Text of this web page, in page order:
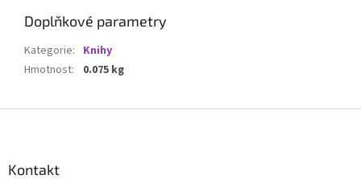
Doplňkové parametry
Kategorie: Knihy
Hmotnost: 0.075 kg
Kontakt